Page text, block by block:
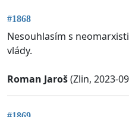
#1868
Nesouhlasím s
vlády.
Roman Jaroš(Zlin, 2023-